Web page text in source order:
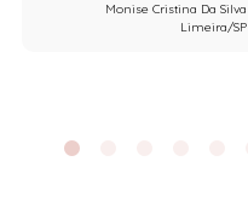
Monise Cristina Da Silva
Limeira/SP